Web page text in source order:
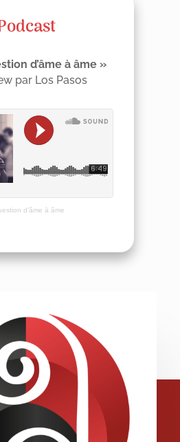
d’âme à âme »
par Los Pasos
d’âme à âme